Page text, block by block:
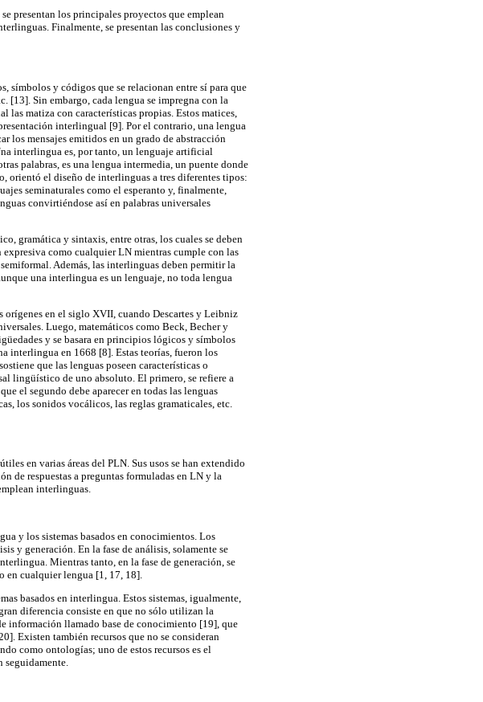
presentan los principales proyectos que emplean
Finalmente, se presentan las conclusiones y
símbolos y códigos que se relacionan entre sí para que
[13]. Sin embargo, cada lengua se impregna con la
matiza con características propias. Estos matices,
interlingual [9]. Por el contrario, una lengua
los mensajes emitidos en un grado de abstracción
interlingua es, por tanto, un lenguaje artificial
palabras, es una lengua intermedia, un puente donde
orientó el diseño de interlinguas a tres diferentes tipos:
seminaturales como el esperanto y, finalmente,
convirtiéndose así en palabras universales
gramática y sintaxis, entre otras, los cuales se deben
como cualquier LN mientras cumple con las
Además, las interlinguas deben permitir la
una interlingua es un lenguaje, no toda lengua
en el siglo XVII, cuando Descartes y Leibniz
Luego, matemáticos como Beck, Becher y
y se basara en principios lógicos y símbolos
interlingua en 1668 [8]. Estas teorías, fueron los
que las lenguas poseen características o
lingüístico de uno absoluto. El primero, se refiere a
el segundo debe aparecer en todas las lenguas
los sonidos vocálicos, las reglas gramaticales, etc.
en varias áreas del PLN. Sus usos se han extendido
de respuestas a preguntas formuladas en LN y la
interlinguas.
y los sistemas basados en conocimientos. Los
y generación. En la fase de análisis, solamente se
Mientras tanto, en la fase de generación, se
en cualquier lengua [1, 17, 18].
basados en interlingua. Estos sistemas, igualmente,
diferencia consiste en que no sólo utilizan la
información llamado base de conocimiento [19], que
Existen también recursos que no se consideran
como ontologías; uno de estos recursos es el
seguidamente.